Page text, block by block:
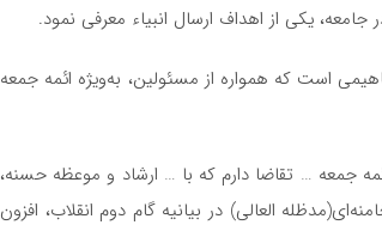
یکی از اهداف ارسال انبیاء معرفی نمود.
است که همواره از مسئولین، به‌ویژه ائمه جمعه
جمعه … تقاضا دارم که با … ارشاد و موعظه حسنه،
العالی) در بیانیه گام دوم انقلاب، افزون